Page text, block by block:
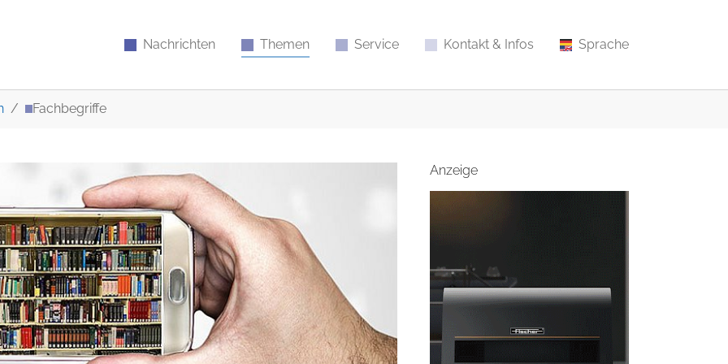
Nachrichten Themen Service Kontakt & Infos Sprache
Fachbegriffe
Anzeige